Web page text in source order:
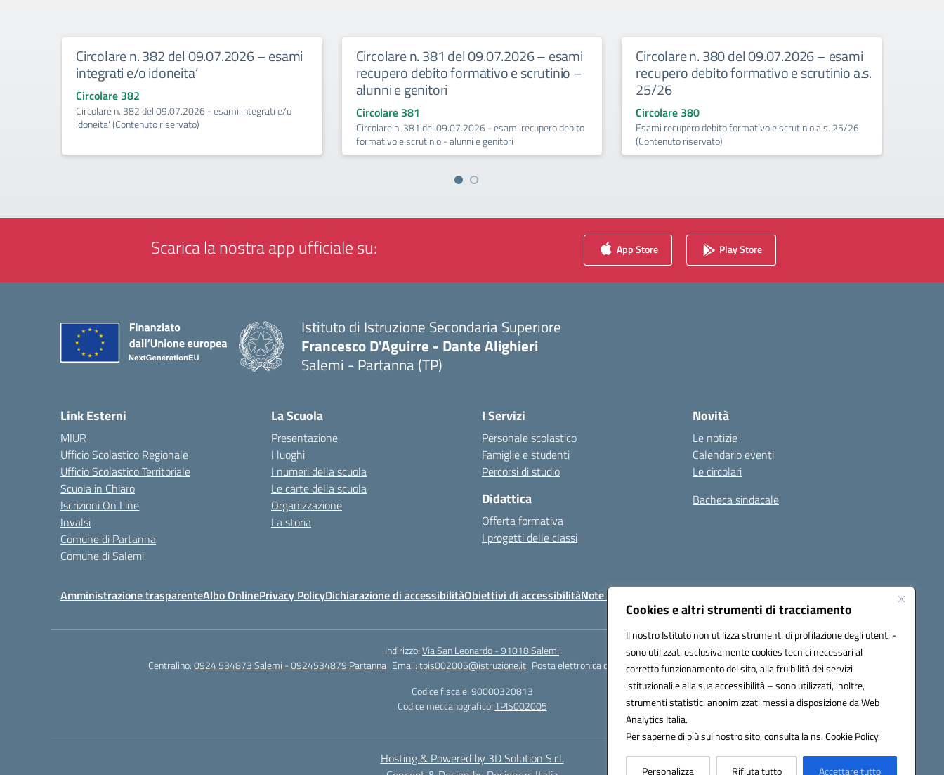
Cookies e altri strumenti di tracciamento
Il nostro Istituto non utilizza strumenti di profilazione degli utenti -
sono utilizzati esclusivamente cookies tecnici necessari al
corretto funzionamento del sito, alla fruibilità dei servizi
istituzionali e alla sua accessibilità – sono utilizzati, inoltre,
strumenti statistici anonimizzati messi a disposizione da Web
Analytics Italia.
Per saperne di più sul nostro sito, consulta la ns. Cookie Policy.
Personalizza Rifiuta tutto Accettare tutto
Circolare n. 382 del 09.07.2026 – esami
integrati e/o idoneita’
Circolare 382
Circolare n. 382 del 09.07.2026 - esami integrati e/o
idoneita' (Contenuto riservato)
Circolare n. 381 del 09.07.2026 – esami
recupero debito formativo e scrutinio –
alunni e genitori
Circolare 381
Circolare n. 381 del 09.07.2026 - esami recupero debito
formativo e scrutinio - alunni e genitori
Circolare n. 380 del 09.07.2026 – esami
recupero debito formativo e scrutinio a.s.
25/26
Circolare 380
Esami recupero debito formativo e scrutinio a.s. 25/26
(Contenuto riservato)
Scarica la nostra app ufficiale su: App Store Play Store
Istituto di Istruzione Secondaria Superiore
Francesco D'Aguirre - Dante Alighieri
Salemi - Partanna (TP)
Link Esterni
MIUR
Ufficio Scolastico Regionale
Ufficio Scolastico Territoriale
Scuola in Chiaro
Iscrizioni On Line
Invalsi
Comune di Partanna
Comune di Salemi
La Scuola
Presentazione
I luoghi
I numeri della scuola
Le carte della scuola
Organizzazione
La storia
I Servizi
Personale scolastico
Famiglie e studenti
Percorsi di studio
Didattica
Offerta formativa
I progetti delle classi
Novità
Le notizie
Calendario eventi
Le circolari
Bacheca sindacale
Amministrazione trasparenteAlbo OnlinePrivacy PolicyDichiarazione di accessibilitàObiettivi di accessibilitàNote legali Seguici su:
Indirizzo:Via San Leonardo - 91018 Salemi
Centralino:0924 534873 Salemi - 0924534879 Partanna Email:tpis002005@istruzione.it Posta elettronica certificata (PEC):tpis002005@pec.istruzione.it
Codice fiscale: 90000320813
Codice meccanografico:TPIS002005
Hosting & Powered by 3D Solution S.r.l.